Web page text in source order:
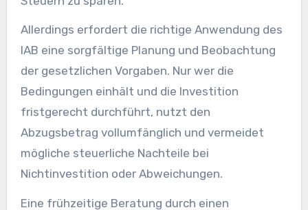
Allerdings erfordert die richtige Anwendung des
IAB eine sorgfältige Planung und Beobachtung
der gesetzlichen Vorgaben. Nur wer die
Bedingungen einhält und die Investition
fristgerecht durchführt, nutzt den
Abzugsbetrag vollumfänglich und vermeidet
mögliche steuerliche Nachteile bei
Nichtinvestition oder Abweichungen.
Eine frühzeitige Beratung durch einen